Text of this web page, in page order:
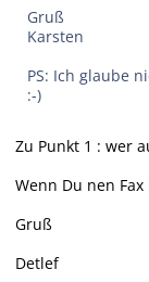
Gruß
Karsten
PS: Ich glaube
:-)
Zu Punkt 1 : wer
Wenn Du nen
Gruß
Detlef